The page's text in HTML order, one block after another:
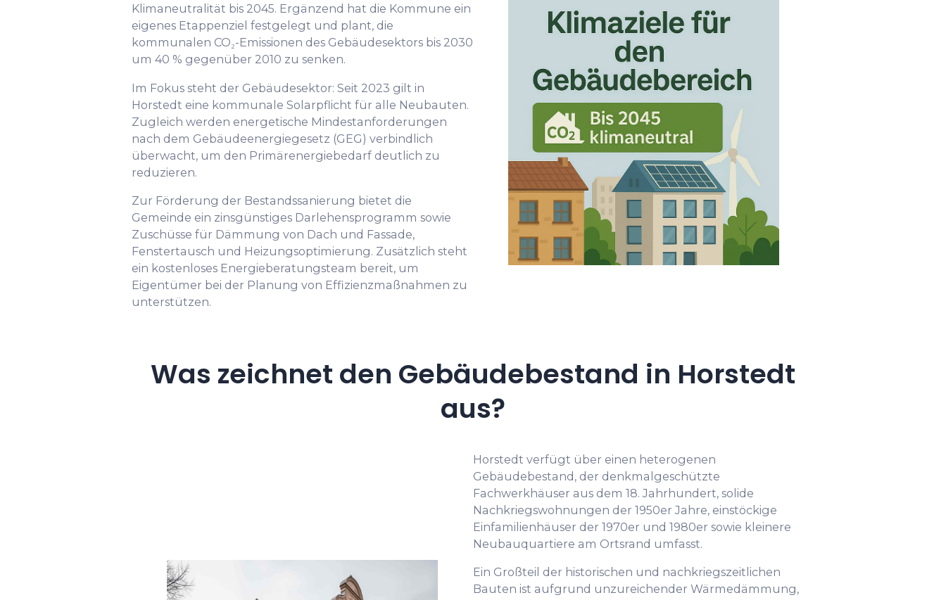
Klimaneutralität bis 2045. Ergänzend hat die Kommune ein
eigenes Etappenziel festgelegt und plant, die
kommunalen CO₂-Emissionen des Gebäudesektors bis 2030
um 40 % gegenüber 2010 zu senken.
Im Fokus steht der Gebäudesektor: Seit 2023 gilt in
Horstedt eine kommunale Solarpflicht für alle Neubauten.
Zugleich werden energetische Mindestanforderungen
nach dem Gebäudeenergiegesetz (GEG) verbindlich
überwacht, um den Primärenergiebedarf deutlich zu
reduzieren.
Zur Förderung der Bestandssanierung bietet die
Gemeinde ein zinsgünstiges Darlehensprogramm sowie
Zuschüsse für Dämmung von Dach und Fassade,
Fenstertausch und Heizungsoptimierung. Zusätzlich steht
ein kostenloses Energieberatungsteam bereit, um
Eigentümer bei der Planung von Effizienzmaßnahmen zu
unterstützen.
Was zeichnet den Gebäudebestand in Horstedt
aus?
Horstedt verfügt über einen heterogenen
Gebäudebestand, der denkmalgeschützte
Fachwerkhäuser aus dem 18. Jahrhundert, solide
Nachkriegswohnungen der 1950er Jahre, einstöckige
Einfamilienhäuser der 1970er und 1980er sowie kleinere
Neubauquartiere am Ortsrand umfasst.
Ein Großteil der historischen und nachkriegszeitlichen
Bauten ist aufgrund unzureichender Wärmedämmung,